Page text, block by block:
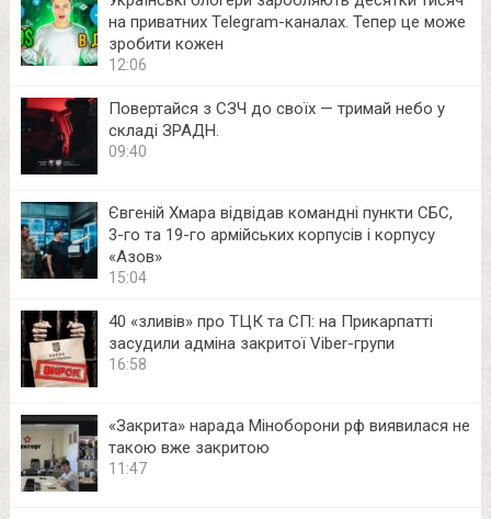
на приватних Telegram-каналах. Тепер це може
зробити кожен
12:06
Повертайся з СЗЧ до своїх — тримай небо у
складі ЗРАДН.
09:40
Євгеній Хмара відвідав командні пункти СБС,
3-го та 19-го армійських корпусів і корпусу
«Азов»
15:04
40 «зливів» про ТЦК та СП: на Прикарпатті
засудили адміна закритої Viber-групи
16:58
«Закрита» нарада Міноборони рф виявилася не
такою вже закритою
11:47